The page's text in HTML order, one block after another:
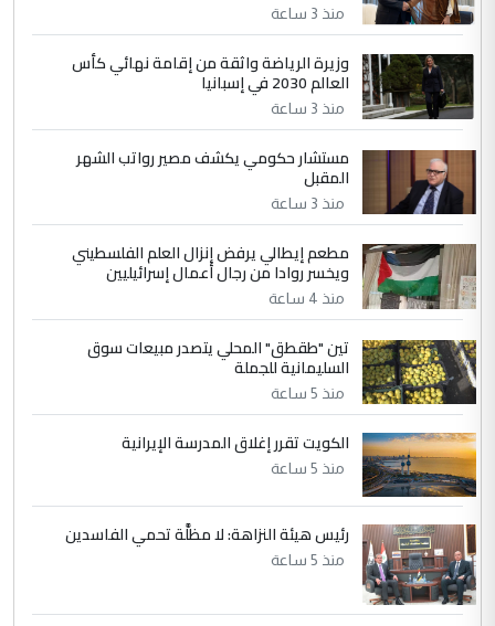
سردار
التعليق : واحد من عصابة علي ماما يسقط
جنسية الرافد الثالث للعراق ومن اصول عريقة
ابا فرات ...
الموضوع :
الجواهري يرد على صدام حسين سل
مضجعيك يابن الزنا (نص كامل)
5 حيدر عاشور
التعليق : تحياتي لك استاذ حامدتركان. كلام
دقيق ومسؤول؛ فالاستثمار الحقيقي للإنسان
وثروات البلد يعتمد على الكفاءة ...
الموضوع :
بين الإهمال واغتصاب الأرض.. بلاد
الرافدين تعاني الجفاف والتصحر!!
منذ 3 ساعة
وزيرة الرياضة واثقة من إقامة نهائي كأس
العالم 2030 في إسبانيا
منذ 3 ساعة
مستشار حكومي يكشف مصير رواتب الشهر
المقبل
منذ 3 ساعة
مطعم إيطالي يرفض إنزال العلم الفلسطيني
ويخسر روادا من رجال أعمال إسرائيليين
منذ 4 ساعة
تين "طقطق" المحلي يتصدر مبيعات سوق
السليمانية للجملة
منذ 5 ساعة
الكويت تقرر إغلاق المدرسة الإيرانية
منذ 5 ساعة
رئيس هيئة النزاهة: لا مظلَّة تحمي الفاسدين
منذ 5 ساعة